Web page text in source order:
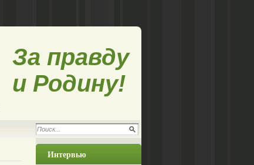
За правду
и Родину!
Интервью